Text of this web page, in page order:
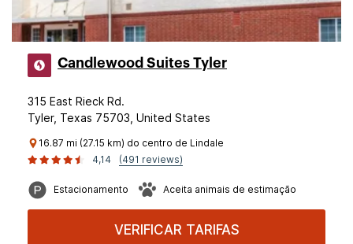
Candlewood Suites Tyler
315 East Rieck Rd.
Tyler, Texas 75703, United States
16.87 mi (27.15 km) do centro de Lindale
4,14
(491 reviews)
Estacionamento Aceita animais de estimação
VERIFICAR TARIFAS